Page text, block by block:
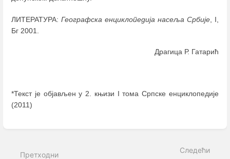
ЛИТЕРАТУРА: Географска енциклопедија насеља Србије , I,
Бг 2001.
Драгица Р. Гатарић
*Текст је објављен у 2. књизи I тома Српске енциклопедије
(2011)
mode
Претходни
Следећи